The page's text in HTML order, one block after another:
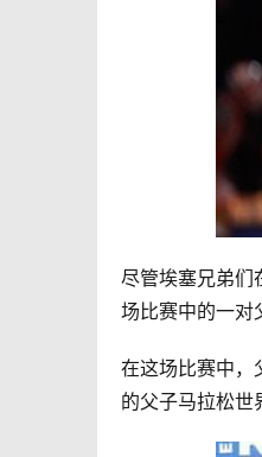
尽管埃塞兄弟们
场比赛中的一
在这场比赛中
的父子马拉松世